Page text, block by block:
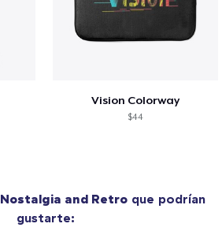
Vision Colorway
$44
Nostalgia and Retro que podrían
gustarte: